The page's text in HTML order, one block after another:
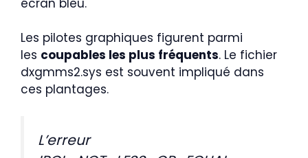
Les pilotes graphiques figurent parmi
les coupables les plus fréquents. Le fichier
dxgmms2.sys est souvent impliqué dans
ces plantages.
L’erreur